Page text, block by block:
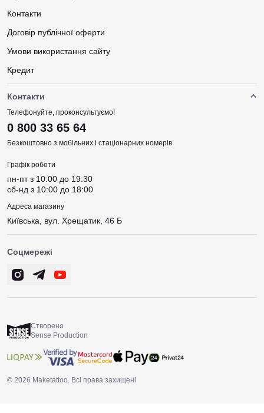
Контакти
Договір публічної оферти
Умови використання сайту
Кредит
Контакти
Телефонуйте, проконсультуємо!
0 800 33 65 64
Безкоштовно з мобільних і стаціонарних номерів
Графік роботи
пн-пт з 10:00 до 19:30
сб-нд з 10:00 до 18:00
Адреса магазину
Київська, вул. Хрещатик, 46 Б
Соцмережі
Створено
Sense Production
© 2026 Maketattoo. Всі права захищені